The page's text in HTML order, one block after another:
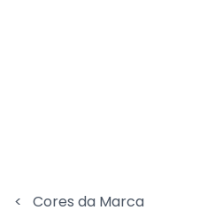
< Cores da Marca